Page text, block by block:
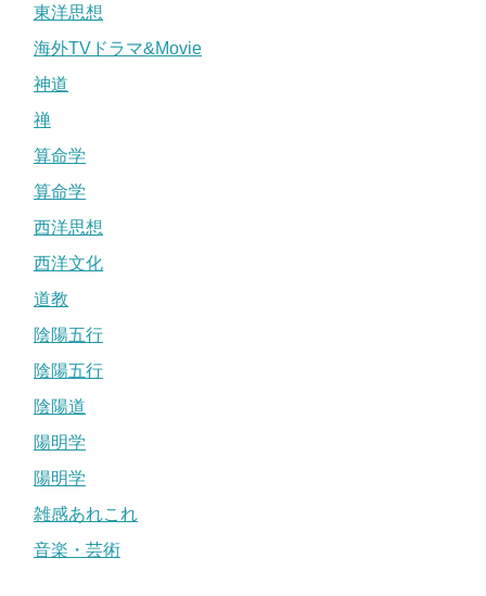
東洋思想
海外TVドラマ&Movie
神道
禅
算命学
算命学
西洋思想
西洋文化
道教
陰陽五行
陰陽五行
陰陽道
陽明学
陽明学
雑感あれこれ
音楽・芸術